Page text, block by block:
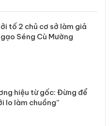
tố 2 chủ cơ sở làm giả
Séng Cù Mường
hiệu từ gốc: Đừng để
lo làm chuồng”